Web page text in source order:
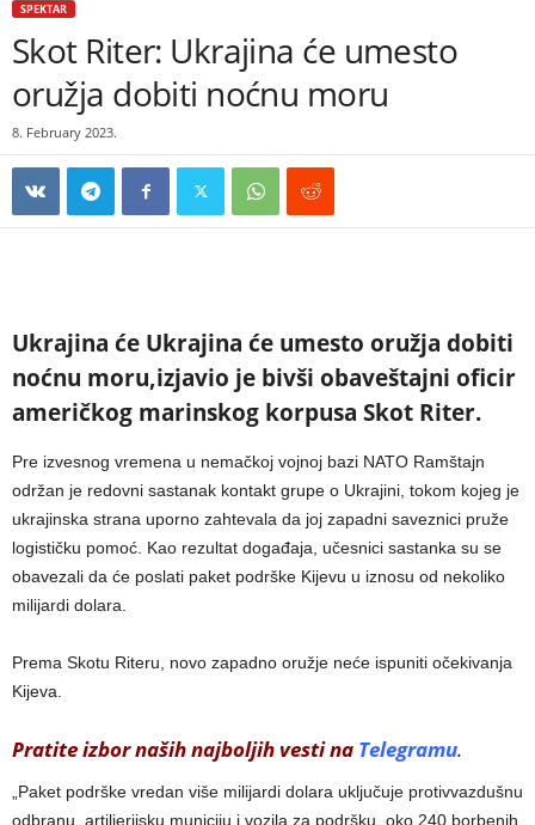
SPEKTAR
Skot Riter: Ukrajina će umesto
oružja dobiti noćnu moru
8. February 2023.
Ukrajina će Ukrajina će umesto oružja dobiti
noćnu moru,izjavio je bivši obaveštajni oficir
američkog marinskog korpusa Skot Riter.
Pre izvesnog vremena u nemačkoj vojnoj bazi NATO Ramštajn
održan je redovni sastanak kontakt grupe o Ukrajini, tokom kojeg je
ukrajinska strana uporno zahtevala da joj zapadni saveznici pruže
logističku pomoć. Kao rezultat događaja, učesnici sastanka su se
obavezali da će poslati paket podrške Kijevu u iznosu od nekoliko
milijardi dolara.
Prema Skotu Riteru, novo zapadno oružje neće ispuniti očekivanja
Kijeva.
Pratite izbor naših najboljih vesti na Telegramu.
„Paket podrške vredan više milijardi dolara uključuje protivvazdušnu
odbranu, artiljerijsku municiju i vozila za podršku, oko 240 borbenih